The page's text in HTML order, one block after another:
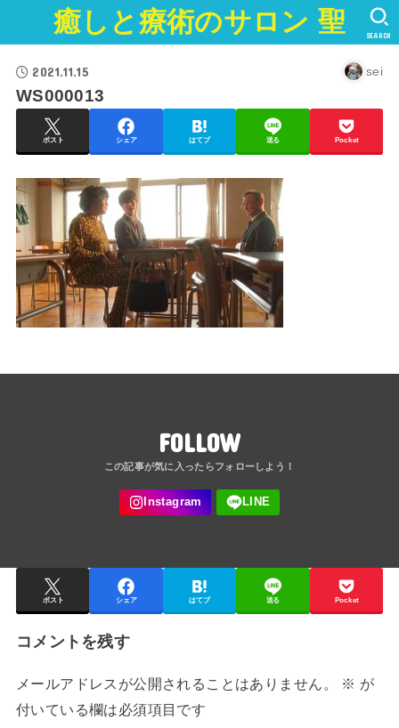
癒しと療術のサロン 聖 SEARCH
2021.11.15 sei
WS000013
ポスト シェア はてブ 送る Pocket
FOLLOW
ポスト シェア はてブ 送る Pocket
コメントを残す
メールアドレスが公開されることはありません。 ※ が
付いている欄は必須項目です